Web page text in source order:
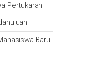
Pertukaran
Baru